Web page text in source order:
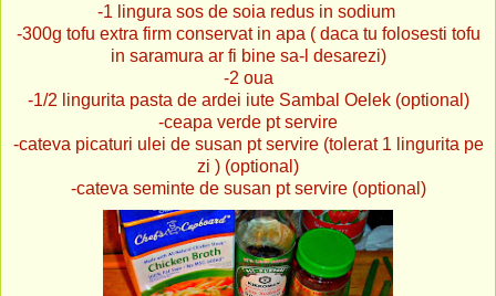
-1 lingura sos de soia redus in sodium
-300g tofu extra firm conservat in apa ( daca tu folosesti tofu
in saramura ar fi bine sa-l desarezi)
-2 oua
-1/2 lingurita pasta de ardei iute Sambal Oelek (optional)
-ceapa verde pt servire
-cateva picaturi ulei de susan pt servire (tolerat 1 lingurita pe
zi ) (optional)
-cateva seminte de susan pt servire (optional)